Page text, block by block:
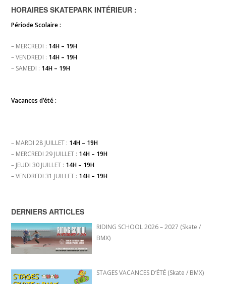
HORAIRES SKATEPARK INTÉRIEUR :
Période Scolaire :
– MERCREDI : 14H – 19H
– VENDREDI : 14H – 19H
– SAMEDI : 14H – 19H
Vacances d’été :
– MARDI 28 JUILLET : 14H – 19H
– MERCREDI 29 JUILLET : 14H – 19H
– JEUDI 30 JUILLET : 14H – 19H
– VENDREDI 31 JUILLET : 14H – 19H
DERNIERS ARTICLES
RIDING SCHOOL 2026 – 2027 (Skate /
BMX)
STAGES VACANCES D’ÉTÉ (Skate / BMX)